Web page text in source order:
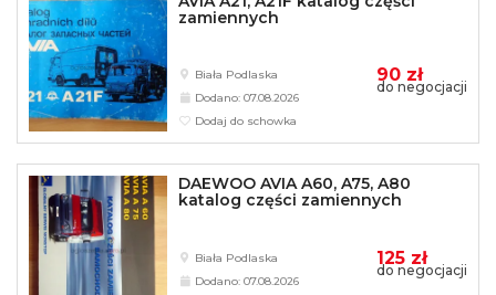
zamiennych
90 zł
do negocjacji
Biała Podlaska
Dodano: 07.08.2026
Dodaj do schowka
DAEWOO AVIA A60, A75, A80
katalog części zamiennych
125 zł
do negocjacji
Biała Podlaska
Dodano: 07.08.2026